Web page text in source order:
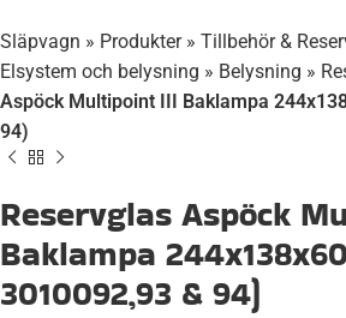
Släpvagn » Produkter» Tillbehör &
Elsystem och belysning » Belysning »
Aspöck Multipoint III Baklampa
94)
Reservglas Aspöck
Baklampa
3010092,93 & 94)